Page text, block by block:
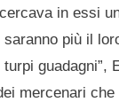
in essi
più il
guadagni”,
mercenari che